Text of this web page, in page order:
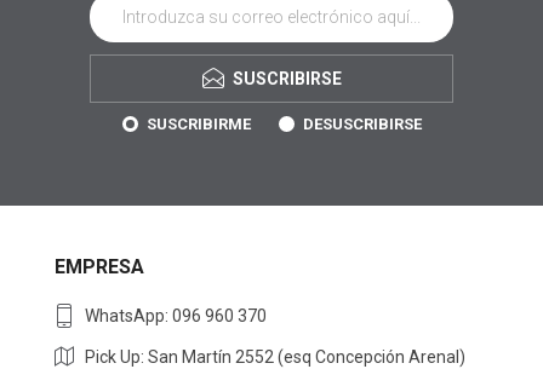
SUSCRIBIRSE
SUSCRIBIRME DESUSCRIBIRSE
EMPRESA
WhatsApp: 096 960 370
Pick Up: San Martín 2552 (esq Concepción Arenal)